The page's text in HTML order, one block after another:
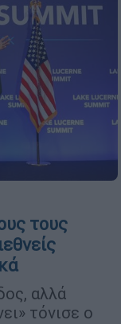
τους
αλλά
τόνισε ο